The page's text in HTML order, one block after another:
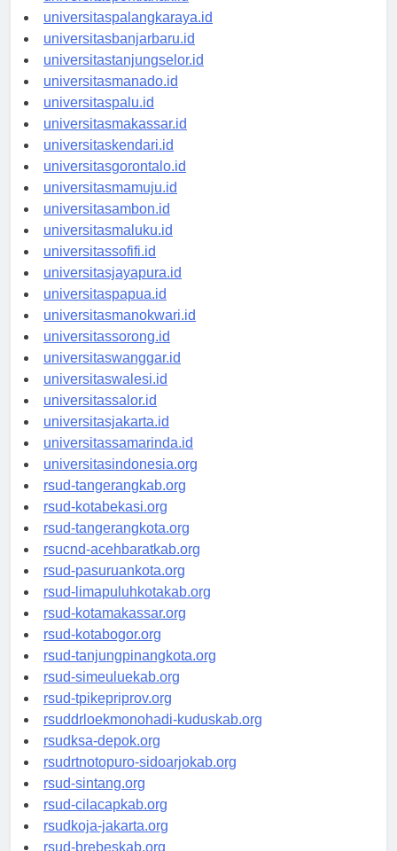
universitaspontianak.id
universitaspalangkaraya.id
universitasbanjarbaru.id
universitastanjungselor.id
universitasmanado.id
universitaspalu.id
universitasmakassar.id
universitaskendari.id
universitasgorontalo.id
universitasmamuju.id
universitasambon.id
universitasmaluku.id
universitassofifi.id
universitasjayapura.id
universitaspapua.id
universitasmanokwari.id
universitassorong.id
universitaswanggar.id
universitaswalesi.id
universitassalor.id
universitasjakarta.id
universitassamarinda.id
universitasindonesia.org
rsud-tangerangkab.org
rsud-kotabekasi.org
rsud-tangerangkota.org
rsucnd-acehbaratkab.org
rsud-pasuruankota.org
rsud-limapuluhkotakab.org
rsud-kotamakassar.org
rsud-kotabogor.org
rsud-tanjungpinangkota.org
rsud-simeuluekab.org
rsud-tpikepriprov.org
rsuddrloekmonohadi-kuduskab.org
rsudksa-depok.org
rsudrtnotopuro-sidoarjokab.org
rsud-sintang.org
rsud-cilacapkab.org
rsudkoja-jakarta.org